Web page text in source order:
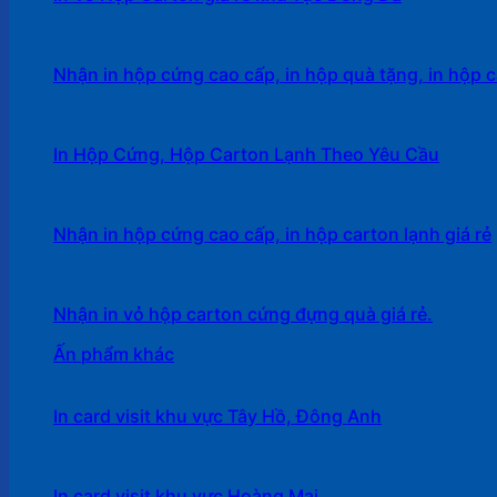
Nhận in hộp cứng cao cấp, in hộp quà tặng, in hộp
In Hộp Cứng, Hộp Carton Lạnh Theo Yêu Cầu
Nhận in hộp cứng cao cấp, in hộp carton lạnh giá rẻ
Nhận in vỏ hộp carton cứng đựng quà giá rẻ.
Ấn phẩm khác
In card visit khu vực Tây Hồ, Đông Anh